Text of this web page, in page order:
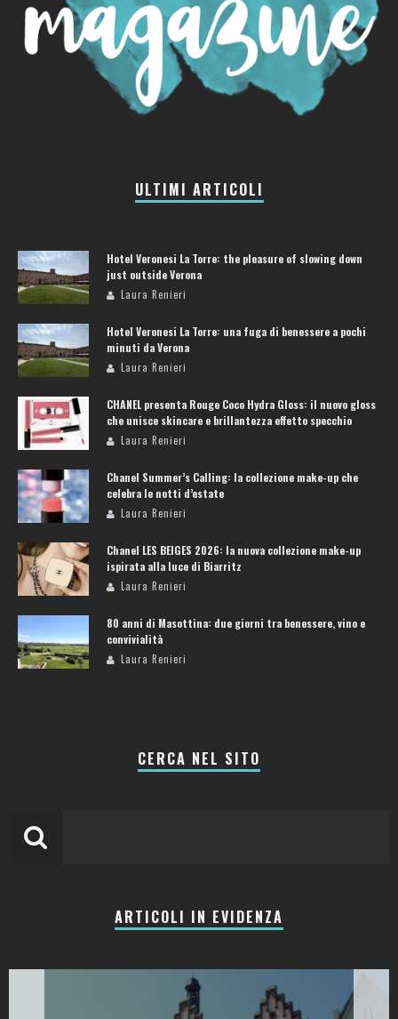
ULTIMI ARTICOLI
Hotel Veronesi La Torre: the pleasure of slowing down
just outside Verona
Laura Renieri
Hotel Veronesi La Torre: una fuga di benessere a pochi
minuti da Verona
Laura Renieri
CHANEL presenta Rouge Coco Hydra Gloss: il nuovo gloss
che unisce skincare e brillantezza effetto specchio
Laura Renieri
Chanel Summer’s Calling: la collezione make-up che
celebra le notti d’estate
Laura Renieri
Chanel LES BEIGES 2026: la nuova collezione make-up
ispirata alla luce di Biarritz
Laura Renieri
80 anni di Masottina: due giorni tra benessere, vino e
convivialità
Laura Renieri
CERCA NEL SITO
ARTICOLI IN EVIDENZA